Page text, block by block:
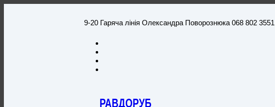
9-20 Гаряча лінія Олександра Поворознюка 068 802 3551
РАВДОРУБ